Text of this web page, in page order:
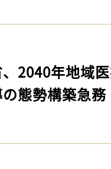
、2040年地域
態勢構築急務